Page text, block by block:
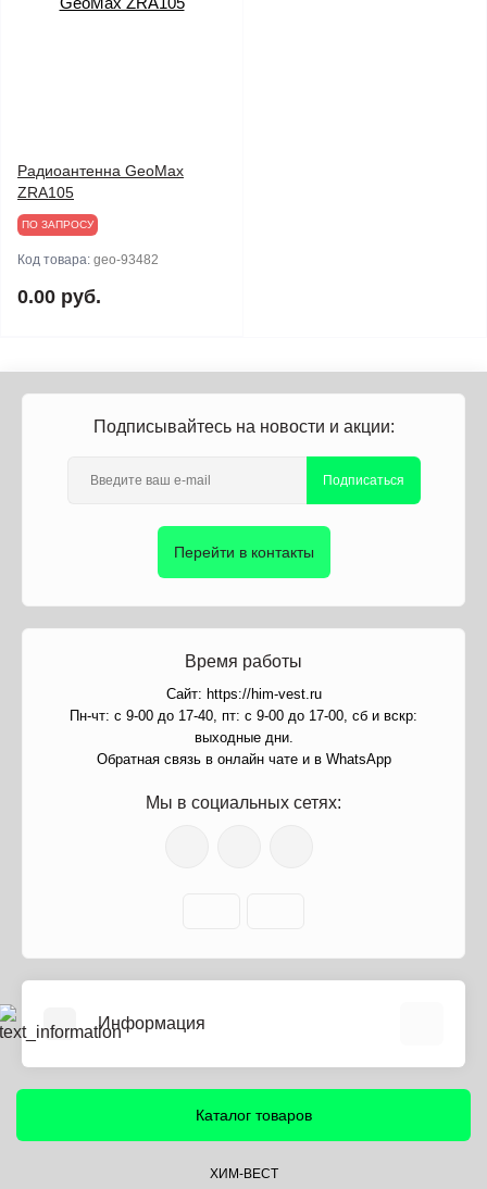
Радиоантенна GeoMax
ZRA105
ПО ЗАПРОСУ
Код товара: geo-93482
0.00 руб.
Подписывайтесь на новости и акции:
Подписаться
Перейти в контакты
Время работы
Сайт: https://him-vest.ru
Пн-чт: с 9-00 до 17-40, пт: с 9-00 до 17-00, сб и вскр:
выходные дни.
Обратная связь в онлайн чате и в WhatsApp
Мы в социальных сетях:
Информация
Информация о доставке
Политика безопасности
Каталог товаров
ХИМ-ВЕСТ